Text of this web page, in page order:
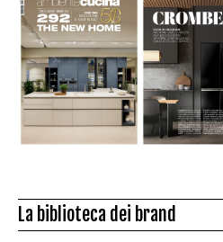
La biblioteca dei brand